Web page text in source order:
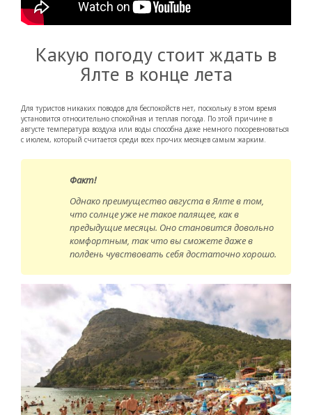
Какую погоду стоит ждать в
Ялте в конце лета
Для туристов никаких поводов для беспокойств нет, поскольку в этом время
установится относительно спокойная и теплая погода. По этой причине в
августе температура воздуха или воды способна даже немного посоревноваться
с июлем, который считается среди всех прочих месяцев самым жарким.
Факт!
Однако преимущество августа в Ялте в том,
что солнце уже не такое палящее, как в
предыдущие месяцы. Оно становится довольно
комфортным, так что вы сможете даже в
полдень чувствовать себя достаточно хорошо.